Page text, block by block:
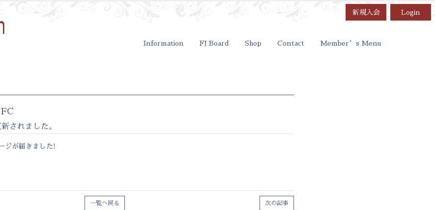
新規入会 Login
Information FJ Board Shop Contact Member’s Menu
FC
されました。
ジが届きました!
次の記事
一覧へ戻る